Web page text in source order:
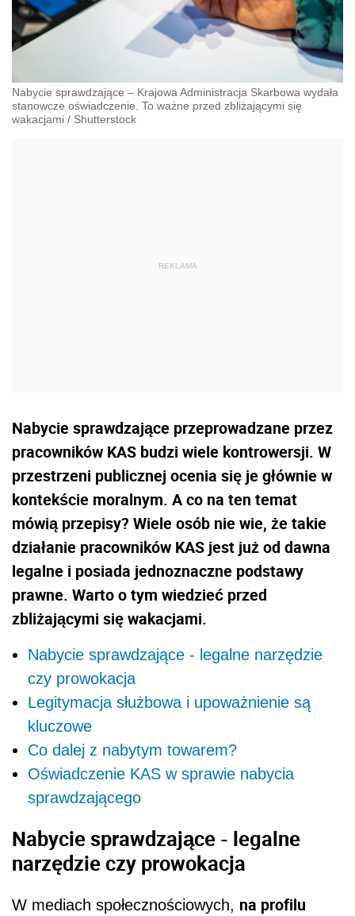
Nabycie sprawdzające – Krajowa Administracja Skarbowa wydała
stanowcze oświadczenie. To ważne przed zbliżającymi się
wakacjami / Shutterstock
Nabycie sprawdzające przeprowadzane przez
pracowników KAS budzi wiele kontrowersji. W
przestrzeni publicznej ocenia się je głównie w
kontekście moralnym. A co na ten temat
mówią przepisy? Wiele osób nie wie, że takie
działanie pracowników KAS jest już od dawna
legalne i posiada jednoznaczne podstawy
prawne. Warto o tym wiedzieć przed
zbliżającymi się wakacjami.
Nabycie sprawdzające - legalne narzędzie
czy prowokacja
Legitymacja służbowa i upoważnienie są
kluczowe
Co dalej z nabytym towarem?
Oświadczenie KAS w sprawie nabycia
sprawdzającego
Nabycie sprawdzające - legalne
narzędzie czy prowokacja
W mediach społecznościowych, na profilu